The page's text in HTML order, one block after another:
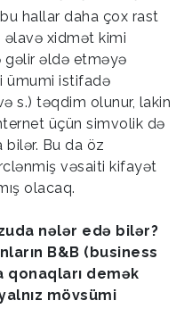
hallar daha çox rast
əlavə xidmət kimi
əldə etməyə
ümumi istifadə
s.) təqdim olunur, lakin
üçün simvolik də
Bu da öz
vəsaiti kifayət
olacaq.
nələr edə bilər?
B&B (business
qonaqları demək
mövsümi